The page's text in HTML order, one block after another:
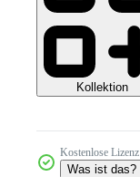
Kollektion
Kostenlose Lizenz
Was ist das?